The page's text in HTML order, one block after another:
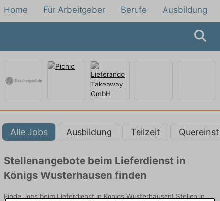
Home Für Arbeitgeber Berufe Ausbildung
Alle Jobs Ausbildung Teilzeit
Stellenangebote beim Lieferdienst in
Königs Wusterhausen finden
Finde Jobs beim Lieferdienst in Königs Wusterhausen! Stellen in